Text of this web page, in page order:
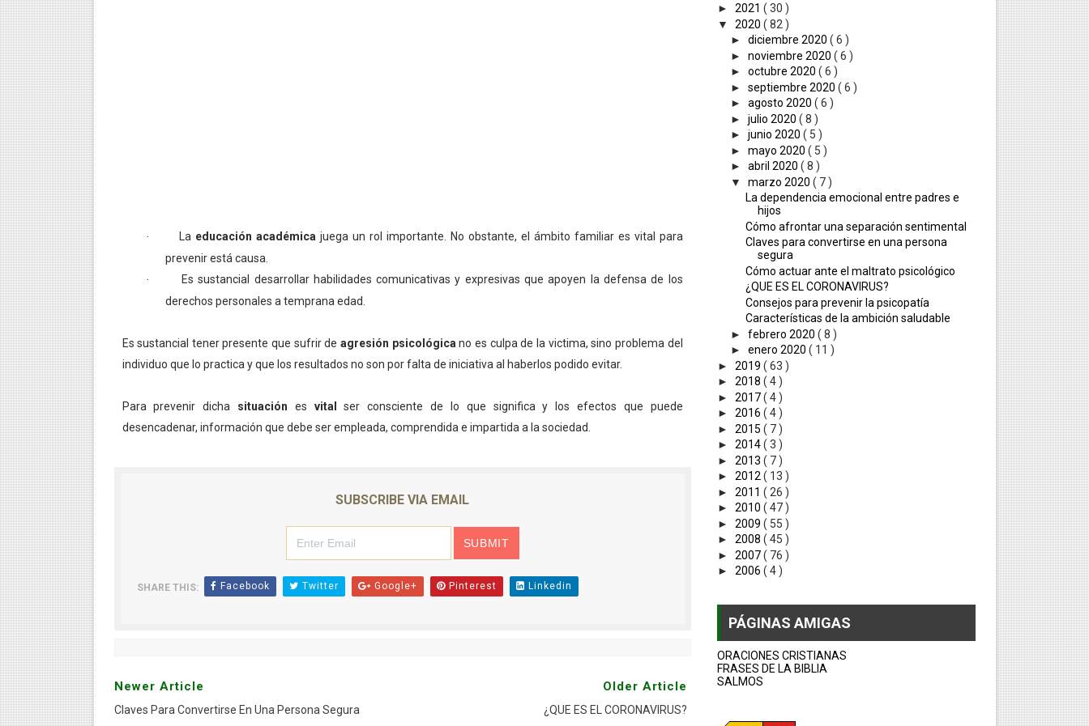
· La educación académica juega un rol importante. No obstante, el ámbito familiar es vital para
prevenir está causa.
·
Es sustancial desarrollar habilidades comunicativas y expresivas que apoyen la defensa de los
derechos personales a temprana edad.
Es sustancial tener presente que sufrir deagresión psicológica no es culpa de la victima, sino problema del
individuo que lo practica y que los resultados no son por falta de iniciativa al haberlos podido evitar.
Para prevenir dicha situación es vital
ser consciente de lo que significa y los efectos que puede
desencadenar, información que debe ser empleada, comprendida e impartida a la sociedad.
SUBSCRIBE VIA EMAIL
SHARE THIS: Facebook Twitter Google+ Pinterest Linkedin
Newer Article
Claves Para Convertirse En Una Persona Segura
Older Article
¿QUE ES EL CORONAVIRUS?
► 2021 ( 30 )
▼ 2020 ( 82 )
►diciembre 2020( 6 )
►noviembre 2020( 6 )
►octubre 2020( 6 )
►septiembre 2020( 6 )
►agosto 2020( 6 )
►julio 2020( 8 )
►junio 2020( 5 )
►mayo 2020( 5 )
►abril 2020( 8 )
▼marzo 2020( 7 )
La dependencia emocional entre padres e
hijos
Cómo afrontar una separación sentimental
Claves para convertirse en una persona
segura
Cómo actuar ante el maltrato psicológico
¿QUE ES EL CORONAVIRUS?
Consejos para prevenir la psicopatía
Características de la ambición saludable
►febrero 2020( 8 )
►enero 2020( 11 )
► 2019 ( 63 )
► 2018 ( 4 )
► 2017( 4 )
► 2016 ( 4 )
► 2015 ( 7 )
► 2014( 3 )
► 2013 ( 7 )
► 2012 ( 13 )
► 2011 ( 26 )
► 2010 ( 47 )
► 2009 ( 55 )
► 2008 ( 45 )
► 2007( 76 )
► 2006 ( 4 )
PÁGINAS AMIGAS
ORACIONES CRISTIANAS
FRASES DE LA BIBLIA
SALMOS